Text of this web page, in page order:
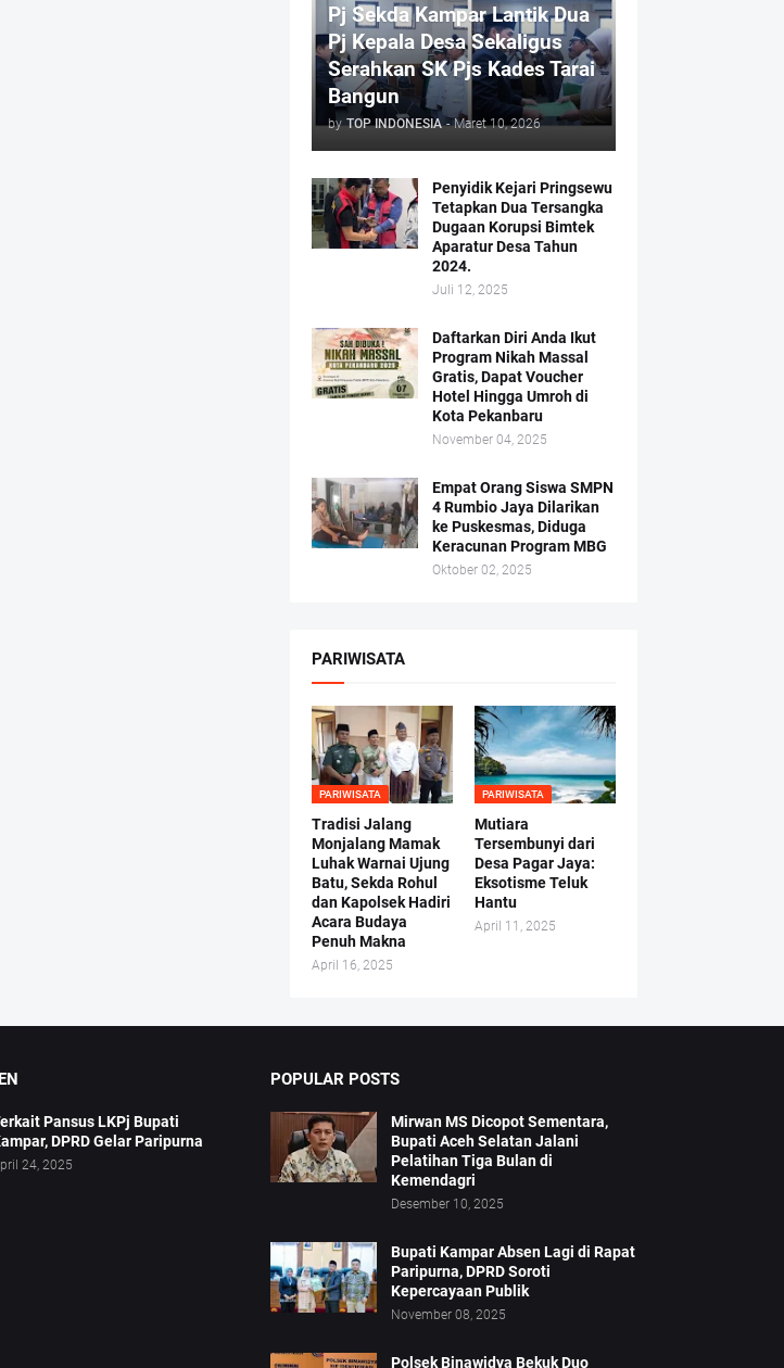
Pj Sekda Kampar Lantik Dua
Pj Kepala Desa Sekaligus
Serahkan SK Pjs Kades Tarai
Bangun
by TOP INDONESIA - Maret 10, 2026
Penyidik Kejari Pringsewu
Tetapkan Dua Tersangka
Dugaan Korupsi Bimtek
Aparatur Desa Tahun
2024.
Juli 12, 2025
Daftarkan Diri Anda Ikut
Program Nikah Massal
Gratis, Dapat Voucher
Hotel Hingga Umroh di
Kota Pekanbaru
November 04, 2025
Empat Orang Siswa SMPN
4 Rumbio Jaya Dilarikan
ke Puskesmas, Diduga
Keracunan Program MBG
Oktober 02, 2025
PARIWISATA
PARIWISATA
Tradisi Jalang
Monjalang Mamak
Luhak Warnai Ujung
Batu, Sekda Rohul
dan Kapolsek Hadiri
Acara Budaya
Penuh Makna
April 16, 2025
PARIWISATA
Mutiara
Tersembunyi dari
Desa Pagar Jaya:
Eksotisme Teluk
Hantu
April 11, 2025
Pansus LKPj Bupati
DPRD Gelar Paripurna
24, 2025
POPULAR POSTS
Mirwan MS Dicopot Sementara,
Bupati Aceh Selatan Jalani
Pelatihan Tiga Bulan di
Kemendagri
Desember 10, 2025
Bupati Kampar Absen Lagi di Rapat
Paripurna, DPRD Soroti
Kepercayaan Publik
November 08, 2025
Polsek Binawidya Bekuk Duo